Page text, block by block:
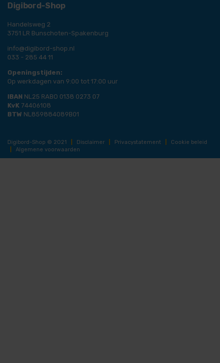
Digibord-Shop
Handelsweg 2
3751 LR Bunschoten-Spakenburg
info@digibord-shop.nl
033 - 285 44 11
Openingstijden:
Op werkdagen van 9:00 tot 17:00 uur
IBAN NL25 RABO 0138 0273 07
KvK 74406108
BTW NL859884089B01
Digibord-Shop © 2021 Disclaimer Privacystatement
Cookie beleid
Algemene voorwaarden